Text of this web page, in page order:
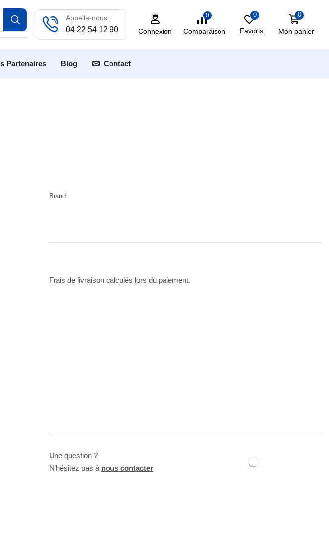
Appelle-nous :
04 22 54 12 90 Connexion
0
Comparaison
0
Favoris
0
Mon panier
Partenaires Blog Contact
Brand:
Frais de livraison calculés lors du paiement.
Une question ?
N’hésitez pas à nous contacter